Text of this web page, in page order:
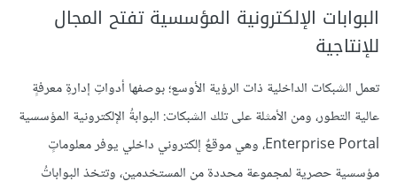
البوابات الإلكترونية المؤسسية تفتح المجال
للإنتاجية
تعمل الشبكات الداخلية ذات الرؤية الأوسع؛ بوصفها أدواتِ إدارةِ معرفةٍ
عالية التطور، ومن الأمثلة على تلك الشبكات: البوابةُ الإلكترونية المؤسسية
Enterprise Portal، وهي موقعٌ إلكتروني داخلي يوفر معلوماتٍ
مؤسسية حصرية لمجموعة محددة من المستخدمين، وتتخذ البواباتُ